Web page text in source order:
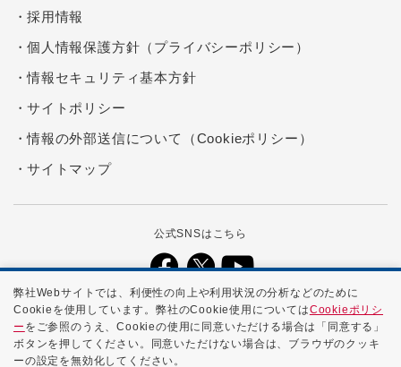
採用情報
個人情報保護方針（プライバシーポリシー）
情報セキュリティ基本方針
サイトポリシー
情報の外部送信について（Cookieポリシー）
サイトマップ
公式SNSはこちら
本ホームページに記載する会社名、商品名、ブランド名などは、各社の
商号、登録商標、または商標です。
Copyright ©2026 NTTPC Communications, Inc. All Rights
弊社Webサイトでは、利便性の向上や利用状況の分析などのために
Cookieを使用しています。弊社のCookie使用についてはCookieポリシ
ー をご参照のうえ、Cookieの使用に同意いただける場合は「同意する」
ボタンを押してください。同意いただけない場合は、ブラウザのクッキ
ーの設定を無効化してください。